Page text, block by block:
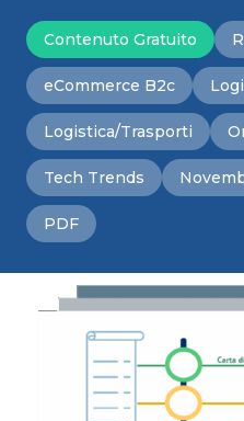
Contenuto Gratuito
eCommerce B2c
Logistica/Trasporti
Tech Trends
PDF